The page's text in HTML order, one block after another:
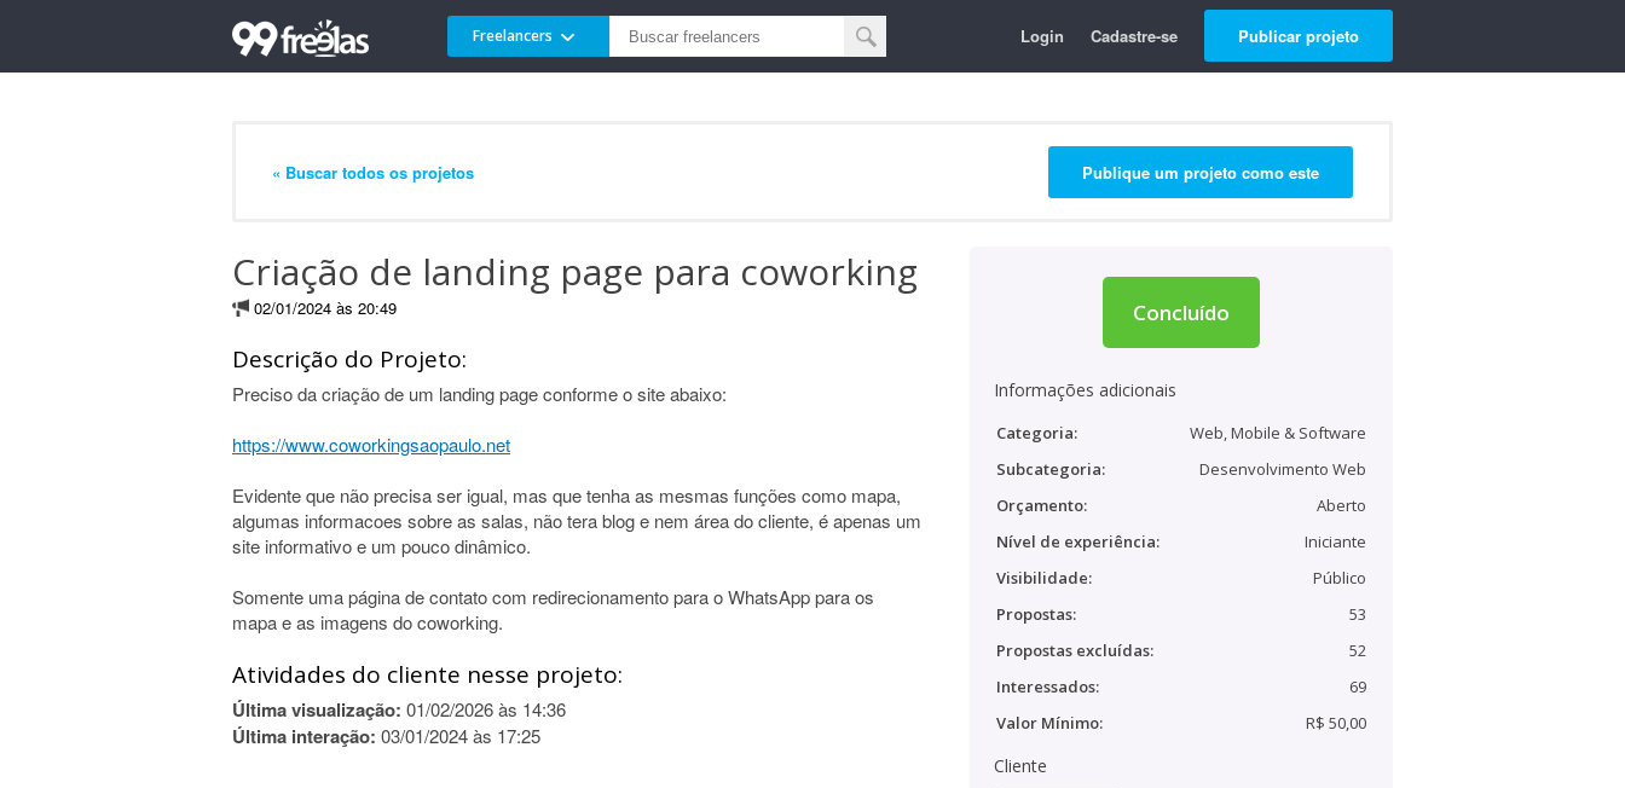
Freelancers Login Cadastre-se Publicar projeto
« Buscar todos os projetos Publique um projeto como este
Criação de landing page para coworking
02/01/2024 às 20:49
Descrição do Projeto:
Preciso da criação de um landing page conforme o site abaixo:
https://www.coworkingsaopaulo.net
Evidente que não precisa ser igual, mas que tenha as mesmas funções como mapa,
algumas informacoes sobre as salas, não tera blog e nem área do cliente, é apenas um
site informativo e um pouco dinâmico.
Somente uma página de contato com redirecionamento para o WhatsApp para os
mapa e as imagens do coworking.
Atividades do cliente nesse projeto:
Última visualização: 01/02/2026 às 14:36
Última interação: 03/01/2024 às 17:25
Concluído
Informações adicionais
Categoria:
Web, Mobile & Software
Subcategoria:
Desenvolvimento Web
Orçamento:
Aberto
Nível de experiência:
Iniciante
Visibilidade:
Público
Propostas:
53
Propostas excluídas:
52
Interessados:
69
Valor Mínimo:
R$ 50,00
Cliente